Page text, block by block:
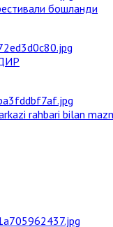
бошланди
rahbari bilan